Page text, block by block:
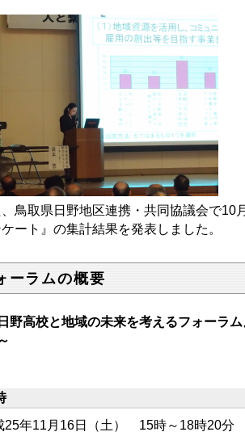
鳥取県日野地区連携・共同協議会で10
ート』の集計結果を発表しました。
ーラムの概要
野高校と地域の未来を考えるフォーラ
25年11月16日（土） 15時～18時20分